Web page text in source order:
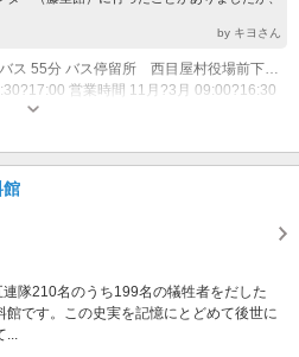
by キヨさん
(1)JR弘前駅 車 30分 JR弘前駅 バス 55分 バス停留所 西目屋村役場前下車徒歩すぐ
営業時間 11月?3月 09:00?16:30
の場合は翌日）、8月は第4月曜日 休館日
日 休館日 12月29日?1月3日
館
隊210名のうち199名の犠牲者をだした
館です。この史実を記憶にとどめて後世に
...